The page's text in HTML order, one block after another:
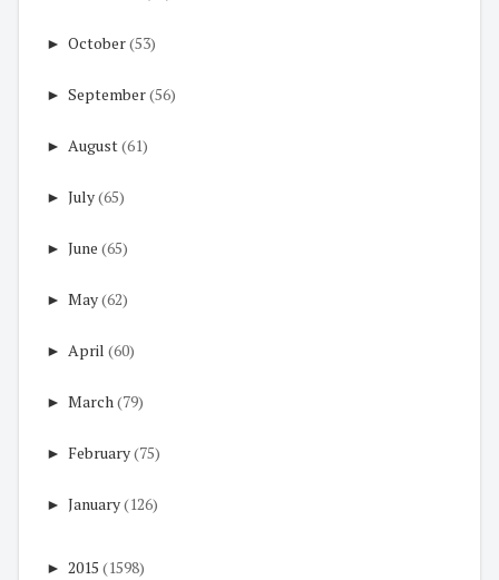
► October(53)
► September(56)
► August(61)
► July(65)
► June (65)
► May(62)
► April (60)
► March(79)
► February(75)
► January(126)
► 2015 (1598)